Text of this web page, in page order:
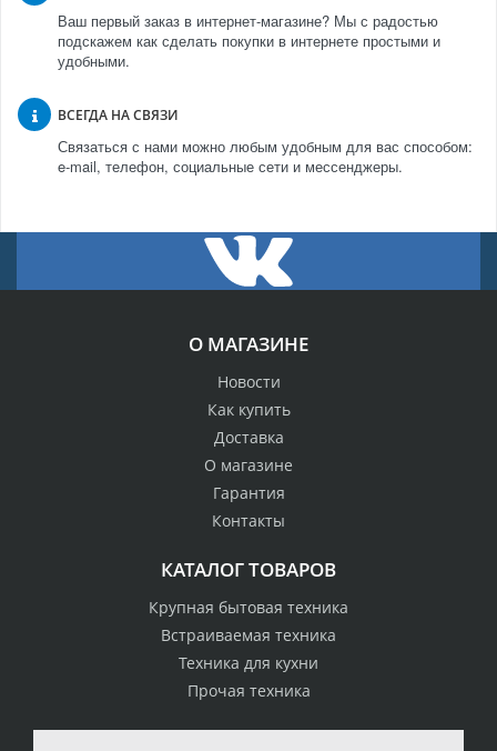
Ваш первый заказ в интернет-магазине? Мы с радостью
подскажем как сделать покупки в интернете простыми и
удобными.
ВСЕГДА НА СВЯЗИ
Связаться с нами можно любым удобным для вас способом:
e-mail, телефон, социальные сети и мессенджеры.
О МАГАЗИНЕ
Новости
Как купить
Доставка
О магазине
Гарантия
Контакты
КАТАЛОГ ТОВАРОВ
Крупная бытовая техника
Встраиваемая техника
Техника для кухни
Прочая техника